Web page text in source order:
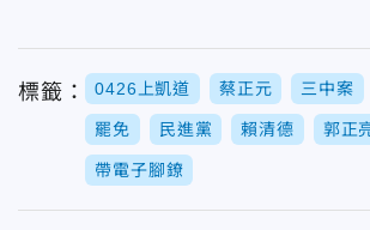
標籤： 0426上凱道 蔡正元 三中案
罷免 民進黨 賴清德 郭正
帶電子腳鐐